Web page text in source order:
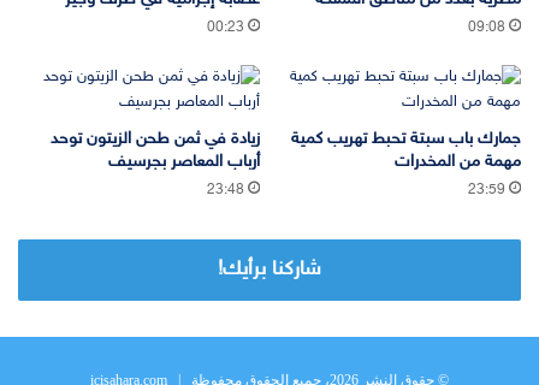
09:08
00:23
جمارك باب سبتة تحبط تهريب كمية
مهمة من المخدرات
23:59
زيادة في ثمن طحن الزيتون توحد
أرباب المعاصر بجرسيف
23:48
شاركنا برأيك!
© حقوق النشر 2026، جميع الحقوق محفوظة | icisahara.com